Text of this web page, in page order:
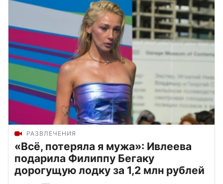
РАЗВЛЕЧЕНИЯ
«Всё, потеряла я мужа»: Ивлеева
подарила Филиппу Бегаку
дорогущую лодку за 1,2 млн рублей